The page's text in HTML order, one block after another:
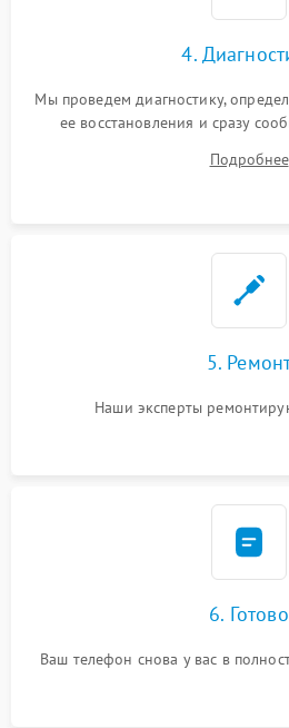
4.
Мы проведем диагностику,
ее восстановления и сразу
Подробнее
5.
Наши эксперты
6. Готово
Ваш телефон снова у вас в